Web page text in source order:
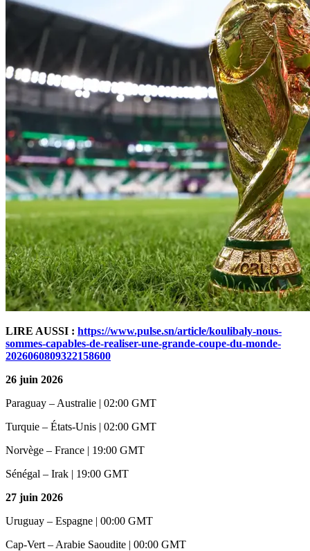
LIRE AUSSI : https://www.pulse.sn/article/koulibaly-nous-
sommes-capables-de-realiser-une-grande-coupe-du-monde-
2026060809322158600
26 juin 2026
Paraguay – Australie | 02:00 GMT
Turquie – États-Unis | 02:00 GMT
Norvège – France | 19:00 GMT
Sénégal – Irak | 19:00 GMT
27 juin 2026
Uruguay – Espagne | 00:00 GMT
Cap-Vert – Arabie Saoudite | 00:00 GMT